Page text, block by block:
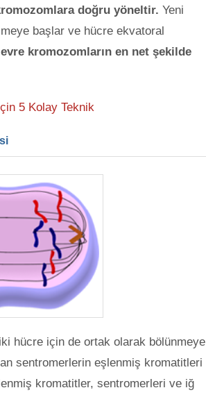
doğru yöneltir. Yeni
başlar ve hücre ekvatoral
kromozomların en net şekilde
5 Kolay Teknik
hücre için de ortak olarak bölünmeye
sentromerlerin eşlenmiş kromatitleri
kromatitler, sentromerleri ve iğ